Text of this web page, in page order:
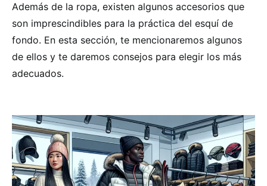
Además de la ropa, existen algunos accesorios que
son imprescindibles para la práctica del esquí de
fondo. En esta sección, te mencionaremos algunos
de ellos y te daremos consejos para elegir los más
adecuados.